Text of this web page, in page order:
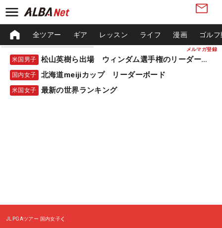
メルマガ登録
全ツアー ギア レッスン ライフ 漫画 ゴル
米国男子 松山英樹ら出場 ウィンダム選手権のリーダーボード
国内女子 北海道meijiカップ リーダーボード
米国女子 最新の世界ランキング
JLPGAツアー 国内女子